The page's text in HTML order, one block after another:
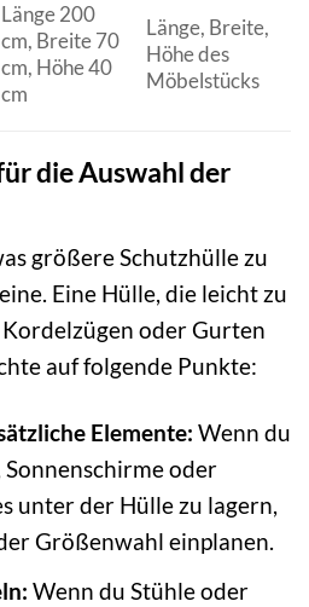
Länge 200
cm, Breite 70
cm, Höhe 40
cm
Länge, Breite,
Höhe des
Möbelstücks
die Auswahl der
größere Schutzhülle zu
Eine Hülle, die leicht zu
oder Gurten
auf folgende Punkte:
Elemente: Wenn du
oder
unter der Hülle zu lagern,
Größenwahl einplanen.
Wenn du Stühle oder